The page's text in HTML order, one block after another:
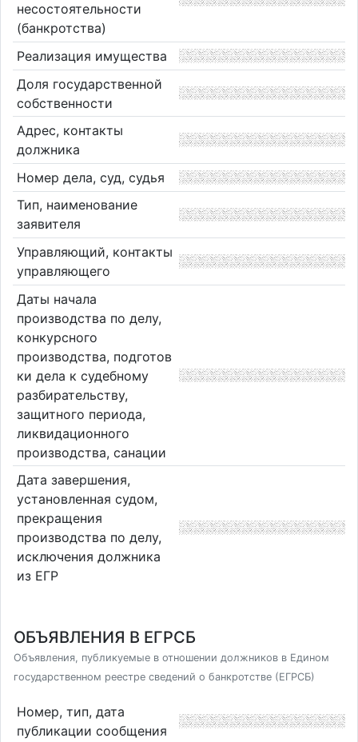
несостоятельности
(банкротства)
Реализация имущества
Доля государственной
собственности
Адрес, контакты
должника
Номер дела, суд, судья
Тип, наименование
заявителя
Управляющий, контакты
управляющего
Даты начала
производства по делу,
конкурсного
производства, подготов
ки дела к судебному
разбирательству,
защитного периода,
ликвидационного
производства, санации
Дата завершения,
установленная судом,
прекращения
производства по делу,
исключения должника
из ЕГР
ОБЪЯВЛЕНИЯ В ЕГРСБ
Объявления, публикуемые в отношении должников в Едином
государственном реестре сведений о банкротстве (ЕГРСБ)
Номер, тип, дата
публикации сообщения